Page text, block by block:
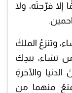
إلا فرّجتَه، ولا
وتنزعُ الملكَ
تشاء، بيدِك
والآخرةِ
منهما من